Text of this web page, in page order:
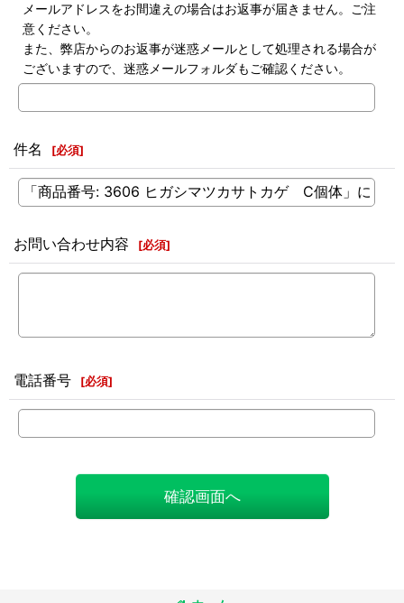
メールアドレスをお間違えの場合はお返事が届きません。ご注
意ください。
また、弊店からのお返事が迷惑メールとして処理される場合が
ございますので、迷惑メールフォルダもご確認ください。
件名 [必須]
お問い合わせ内容 [必須]
電話番号 [必須]
確認画面へ